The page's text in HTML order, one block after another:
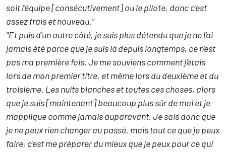
soit l'équipe [consécutivement] ou le pilote, donc c'est
assez frais et nouveau."
"Et puis d'un autre côté, je suis plus détendu que je ne l'ai
jamais été parce que je suis là depuis longtemps, ce n'est
pas ma première fois. Je me souviens comment j'étais
lors de mon premier titre, et même lors du deuxième et du
troisième. Les nuits blanches et toutes ces choses, alors
que je suis [maintenant] beaucoup plus sûr de moi et je
m'applique comme jamais auparavant. Je sais donc que
je ne peux rien changer au passé, mais tout ce que je peux
faire, c'est me préparer du mieux que je peux pour ce qui